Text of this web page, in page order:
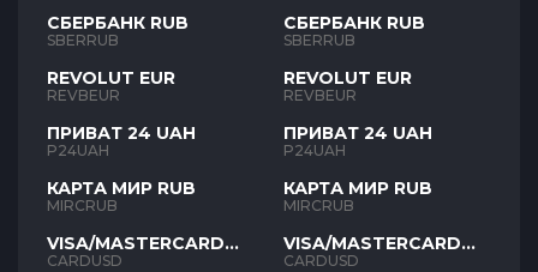
СБЕРБАНК RUB
SBERRUB
REVOLUT EUR
REVBEUR
ПРИВАТ 24 UAH
P24UAH
КАРТА МИР RUB
MIRCRUB
VISA/MASTERCARD
USD
CARDUSD
СБЕРБАНК RUB
SBERRUB
REVOLUT EUR
REVBEUR
ПРИВАТ 24 UAH
P24UAH
КАРТА МИР RUB
MIRCRUB
VISA/MASTERCARD
USD
CARDUSD